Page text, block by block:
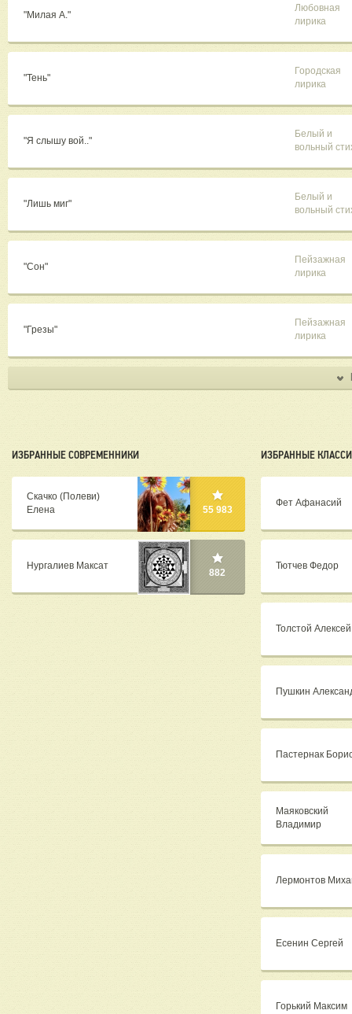
"Милая А."
Любовная
лирика
"Тень"
Городская
лирика
"Я слышу вой.."
Белый и
вольный
"Лишь миг"
Белый и
вольный
"Сон"
Пейзажная
лирика
"Грезы"
Пейзажная
лирика
ИЗБРАННЫЕ СОВРЕМЕННИКИ
Скачко (Полеви)
Елена
55 983
Нургалиев Максат
882
ИЗБРАННЫЕ
Фет Афанасий
Тютчев Федор
Толстой Алексей
Пушкин
Пастернак
Маяковский
Владимир
Лермонтов
Есенин Сергей
Горький Максим